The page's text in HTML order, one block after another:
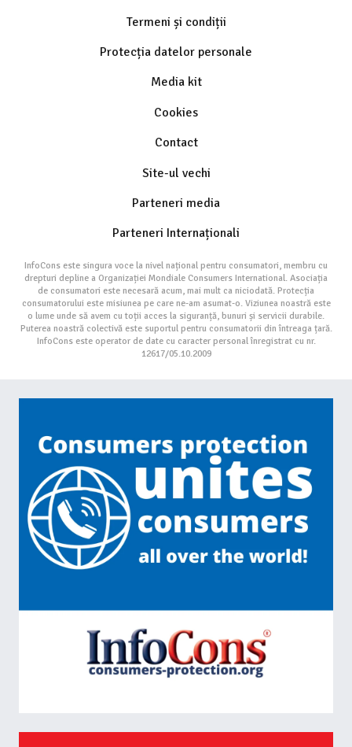
Termeni și condiții
Protecția datelor personale
Media kit
Cookies
Contact
Site-ul vechi
Parteneri media
Parteneri Internaționali
InfoCons este singura voce la nivel național pentru consumatori, membru cu
drepturi depline a Organizației Mondiale Consumers International. Asociația
de consumatori este necesară acum, mai mult ca niciodată. Protecția
consumatorului este misiunea pe care ne-am asumat-o. Viziunea noastră este
o lume unde să avem cu toții acces la siguranță, bunuri și servicii durabile.
Puterea noastră colectivă este suportul pentru consumatorii din întreaga țară.
InfoCons este operator de date cu caracter personal înregistrat cu nr.
12617/05.10.2009